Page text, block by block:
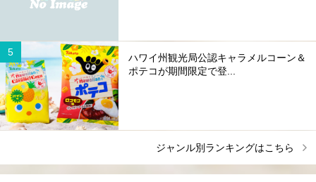
ハワイ州観光局公認キャラメルコーン＆
ポテコが期間限定で登...
ジャンル別ランキングはこちら